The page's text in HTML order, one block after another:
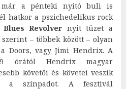
már a pénteki nyitó buli is
hatkor a pszichedelikus rock
Blues Revolver nyit tüzet a
– többek között – olyan
Doors, vagy Jimi Hendrix. A
órától Hendrix magyar
követői és követei veszik
színpadot. A fesztivál